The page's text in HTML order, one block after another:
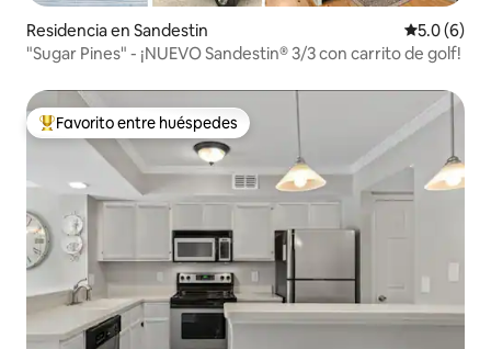
Residencia en Sandestin
5.0 (6)
"Sugar Pines" - ¡NUEVO Sandestin® 3/3 con carrito de golf!
De los mejores en Favorito entre huéspedes
Favorito entre huéspedes